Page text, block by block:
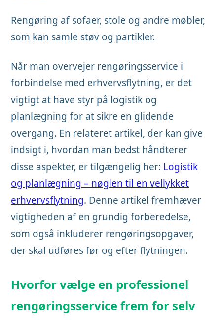
Rengøring af sofaer, stole og andre møbler,
som kan samle støv og partikler.
Når man overvejer rengøringsservice i
forbindelse med erhvervsflytning, er det
vigtigt at have styr på logistik og
planlægning for at sikre en glidende
overgang. En relateret artikel, der kan give
indsigt i, hvordan man bedst håndterer
disse aspekter, er tilgængelig her: Logistik
og planlægning – nøglen til en vellykket
erhvervsflytning. Denne artikel fremhæver
vigtigheden af en grundig forberedelse,
som også inkluderer rengøringsopgaver,
der skal udføres før og efter flytningen.
Hvorfor vælge en professionel
rengøringsservice frem for selv